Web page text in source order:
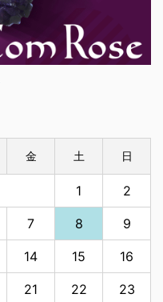
金 土 日
1 2
7 8 9
14 15 16
21 22 23